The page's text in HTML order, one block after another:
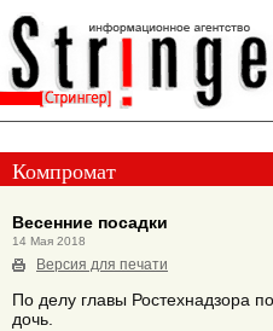
Компромат
Весенние посадки
14 Мая 2018
Версия для печати
По делу главы Ростехнадзора
дочь.